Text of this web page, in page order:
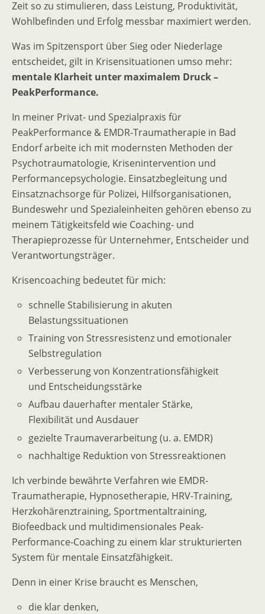
Zeit so zu stimulieren, dass Leistung, Produktivität,
Wohlbefinden und Erfolg messbar maximiert werden.
Was im Spitzensport über Sieg oder Niederlage
entscheidet, gilt in Krisensituationen umso mehr:
mentale Klarheit unter maximalem Druck –
PeakPerformance.
In meiner Privat- und Spezialpraxis für
PeakPerformance & EMDR-Traumatherapie in Bad
Endorf arbeite ich mit modernsten Methoden der
Psychotraumatologie, Krisenintervention und
Performancepsychologie. Einsatzbegleitung und
Einsatznachsorge für Polizei, Hilfsorganisationen,
Bundeswehr und Spezialeinheiten gehören ebenso zu
meinem Tätigkeitsfeld wie Coaching- und
Therapieprozesse für Unternehmer, Entscheider und
Verantwortungsträger.
Krisencoaching bedeutet für mich:
schnelle Stabilisierung in akuten
Belastungssituationen
Training von Stressresistenz und emotionaler
Selbstregulation
Verbesserung von Konzentrationsfähigkeit
und Entscheidungsstärke
Aufbau dauerhafter mentaler Stärke,
Flexibilität und Ausdauer
gezielte Traumaverarbeitung (u. a. EMDR)
nachhaltige Reduktion von Stressreaktionen
Ich verbinde bewährte Verfahren wie EMDR-
Traumatherapie, Hypnosetherapie, HRV-Training,
Herzkohärenztraining, Sportmentaltraining,
Biofeedback und multidimensionales Peak-
Performance-Coaching zu einem klar strukturierten
System für mentale Einsatzfähigkeit.
Denn in einer Krise braucht es Menschen,
die klar denken,